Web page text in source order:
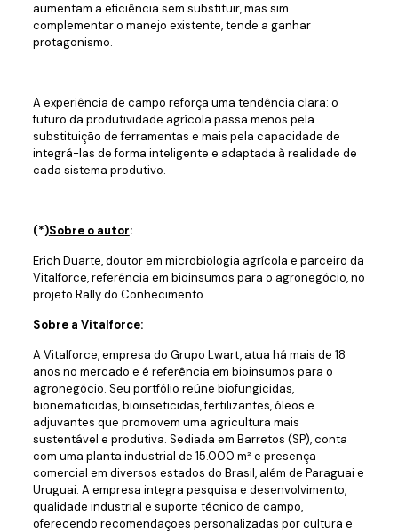
aumentam a eficiência sem substituir, mas sim
complementar o manejo existente, tende a ganhar
protagonismo.
A experiência de campo reforça uma tendência clara: o
futuro da produtividade agrícola passa menos pela
substituição de ferramentas e mais pela capacidade de
integrá-las de forma inteligente e adaptada à realidade de
cada sistema produtivo.
(*)Sobre o autor:
Erich Duarte, doutor em microbiologia agrícola e parceiro da
Vitalforce, referência em bioinsumos para o agronegócio, no
projeto Rally do Conhecimento.
Sobre a Vitalforce:
A Vitalforce, empresa do Grupo Lwart, atua há mais de 18
anos no mercado e é referência em bioinsumos para o
agronegócio. Seu portfólio reúne biofungicidas,
bionematicidas, bioinseticidas, fertilizantes, óleos e
adjuvantes que promovem uma agricultura mais
sustentável e produtiva. Sediada em Barretos (SP), conta
com uma planta industrial de 15.000 m² e presença
comercial em diversos estados do Brasil, além de Paraguai e
Uruguai. A empresa integra pesquisa e desenvolvimento,
qualidade industrial e suporte técnico de campo,
oferecendo recomendações personalizadas por cultura e